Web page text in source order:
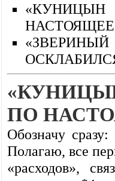
«КУНИЦЫН
ПО
Обозначу
Полагаю, все
«расходов»,